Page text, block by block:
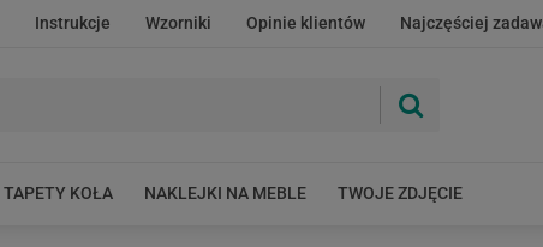
Instrukcje Wzorniki Opinie klientów Najczęściej
TAPETY KOŁA NAKLEJKI NA MEBLE TWOJE ZDJĘCIE